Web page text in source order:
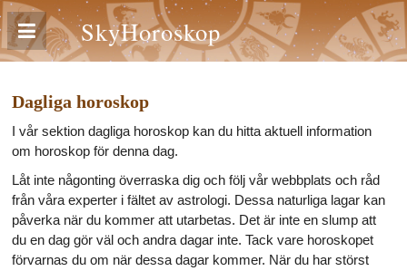
SkyHoroskop
Dagliga horoskop
I vår sektion dagliga horoskop kan du hitta aktuell information
om horoskop för denna dag.
Låt inte någonting överraska dig och följ vår webbplats och råd
från våra experter i fältet av astrologi. Dessa naturliga lagar kan
påverka när du kommer att utarbetas. Det är inte en slump att
du en dag gör väl och andra dagar inte. Tack vare horoskopet
förvarnas du om när dessa dagar kommer. När du har störst